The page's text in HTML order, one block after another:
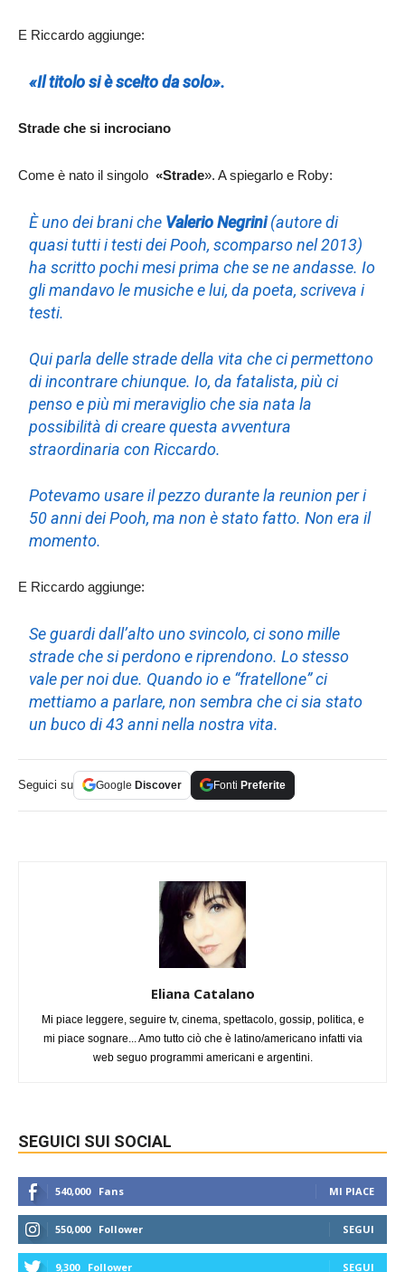
E Riccardo aggiunge:
«Il titolo si è scelto da solo».
Strade che si incrociano
Come è nato il singolo «Strade». A spiegarlo e Roby:
È uno dei brani che Valerio Negrini(autore di
quasi tutti i testi dei Pooh, scomparso nel 2013)
ha scritto pochi mesi prima che se ne andasse. Io
gli mandavo le musiche e lui, da poeta, scriveva i
testi.
Qui parla delle strade della vita che ci permettono
di incontrare chiunque. Io, da fatalista, più ci
penso e più mi meraviglio che sia nata la
possibilità di creare questa avventura
straordinaria con Riccardo.
Potevamo usare il pezzo durante la reunion per i
50 anni dei Pooh, ma non è stato fatto. Non era il
momento.
E Riccardo aggiunge:
Se guardi dall’alto uno svincolo, ci sono mille
strade che si perdono e riprendono. Lo stesso
vale per noi due. Quando io e “fratellone” ci
mettiamo a parlare, non sembra che ci sia stato
un buco di 43 anni nella nostra vita.
Seguici su Google Discover Fonti Preferite
Eliana Catalano
Mi piace leggere, seguire tv, cinema, spettacolo, gossip, politica, e
mi piace sognare... Amo tutto ciò che è latino/americano infatti via
web seguo programmi americani e argentini.
SEGUICI SUI SOCIAL
540,000 Fans MI PIACE
550,000 Follower SEGUI
9,300 Follower SEGUI